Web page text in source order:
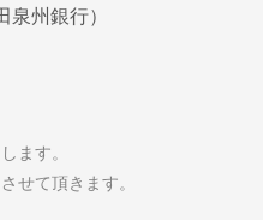
州銀行）
ます。
せて頂きます。